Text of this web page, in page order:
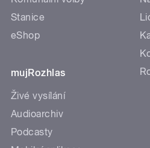
Stanice
eShop
mujRozhlas
Živé vysílání
Audioarchiv
Podcasty